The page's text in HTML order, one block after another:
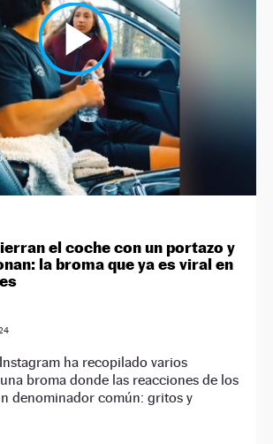
el coche con un portazo y
la broma que ya es viral en
ha recopilado varios
broma donde las reacciones de los
denominador común: gritos y